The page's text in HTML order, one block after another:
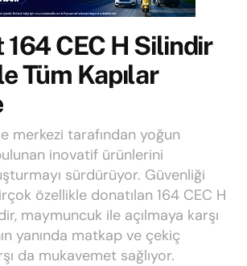
CEC H Silindir
Tüm Kapılar
merkezi tarafından yoğun
inovatif ürünlerini
sürdürüyor. Güvenliği
özellikle donatılan 164 CEC H
maymuncuk ile açılmaya karşı
yanında matkap ve çekiç
da mukavemet sağlıyor.